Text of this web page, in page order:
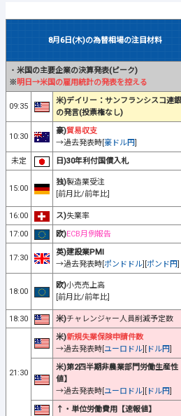
8月6日(木)の為替相場の注目材料
・ 米国の主要企業の決算発表(ピーク)
※明日→米国の雇用統計の発表を控える
09:35
米)デイリー：サンフランシスコ連
の発言(投票権なし)
10:30
豪)貿易収支
→過去発表時[豪ドル円]
未定
日)30年利付国債入札
15:00
独)製造業受注
[前月比/前年比]
16:00
ス)失業率
17:00
欧)ECB月例報告
17:30
英)建設業PMI
→過去発表時[ポンドドル][ポンド円]
18:00
欧)小売売上高
[前月比/前年比]
18:30
米)チャレンジャー人員削減予定数
21:30
米)新規失業保険申請件数
→過去発表時[ユーロドル][ ドル円]
米)第2四半期非農業部門労働生産性
値】
→過去発表時[ユーロドル][ ドル円]
↑・単位労働費用【速報値】